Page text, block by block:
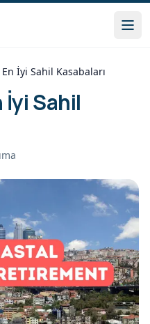
İyi Sahil Kasabaları
İyi Sahil